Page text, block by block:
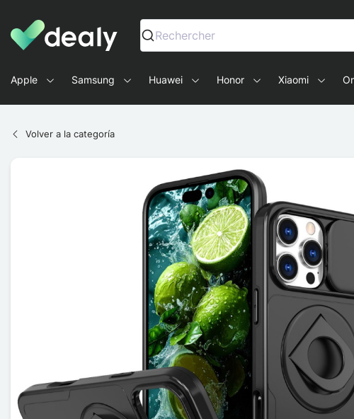
Dealy - Fundas y accesorios para smartphones y tablets
Rechercher
Apple Samsung Huawei Honor Xiaomi
Volver a la categoría